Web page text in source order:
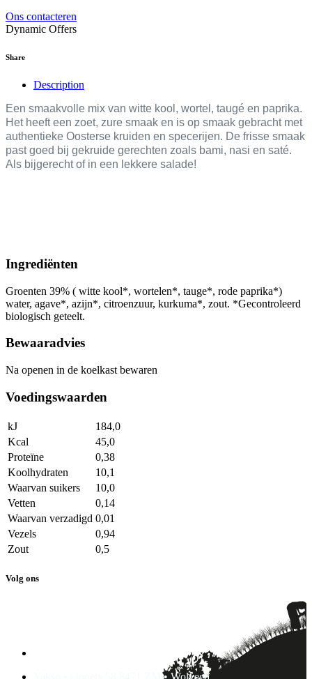
Ons contacteren
Dynamic Offers
Share
Description
Een smaakvolle mix van witte kool, wortel, taugé en paprika.
Het heeft een zoet, zure smaak en is op smaak gebracht met
authentieke Oosterse kruiden en specerijen. De frisse smaak
past goed bij gekruide gerechten zoals bami, nasi en saté.
Als bijgerecht of in een lekkere salade!
Ingrediënten
Groenten 39% ( witte kool*, wortelen*, tauge*, rode paprika*)
water, agave*, azijn*, citroenzuur, kurkuma*, zout. *Gecontroleerd
biologisch geteelt.
Bewaaradvies
Na openen in de koelkast bewaren
Voedingswaarden
kJ
184,0
Kcal
45,0
Proteïne
0,38
Koolhydraten
10,1
Waarvan suikers
10,0
Vetten
0,14
Waarvan verzadigd 0,01
Vezels
0,94
Zout
0,5
Volg ons
Yakso • Oppers 58 8471 ZM • Wolvega